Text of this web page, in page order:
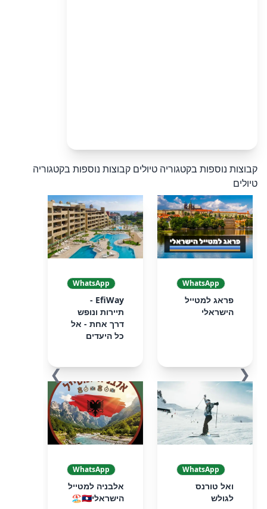
קבוצות נוספות בקטגוריה טיולים קבוצות נוספות בקטגוריה
טיולים
❮
WhatsApp
פראג למטייל
הישראלי
WhatsApp
EfiWay -
תיירות ונופש
דרך אחת - אל
כל היעדים
WhatsApp
ואל טורנס
לגולש
WhatsApp
אלבניה למטייל
הישראלי🇦🇱🏖️
❯